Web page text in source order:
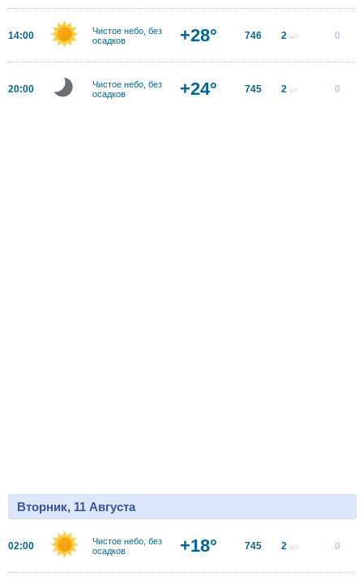
14:00
Чистое небо, без
осадков
+28° 746 2 м/с 0
20:00
Чистое небо, без
осадков
+24° 745 2 м/с 0
Вторник, 11 Августа
02:00
Чистое небо, без
осадков
+18° 745 2 м/с 0